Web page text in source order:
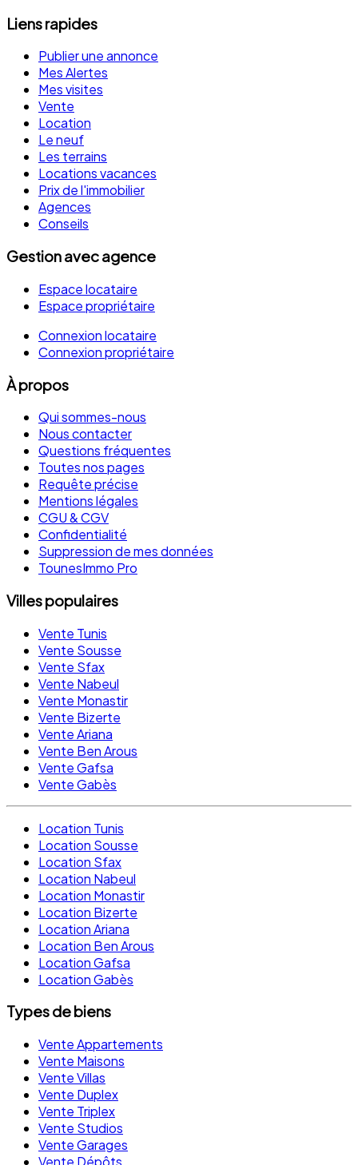
Liens rapides
Publier une annonce
Mes Alertes
Mes visites
Vente
Location
Le neuf
Les terrains
Locations vacances
Prix de l'immobilier
Agences
Conseils
Gestion avec agence
Espace locataire
Espace propriétaire
Connexion locataire
Connexion propriétaire
À propos
Qui sommes-nous
Nous contacter
Questions fréquentes
Toutes nos pages
Requête précise
Mentions légales
CGU & CGV
Confidentialité
Suppression de mes données
TounesImmo Pro
Villes populaires
Vente Tunis
Vente Sousse
Vente Sfax
Vente Nabeul
Vente Monastir
Vente Bizerte
Vente Ariana
Vente Ben Arous
Vente Gafsa
Vente Gabès
Location Tunis
Location Sousse
Location Sfax
Location Nabeul
Location Monastir
Location Bizerte
Location Ariana
Location Ben Arous
Location Gafsa
Location Gabès
Types de biens
Vente Appartements
Vente Maisons
Vente Villas
Vente Duplex
Vente Triplex
Vente Studios
Vente Garages
Vente Dépôts